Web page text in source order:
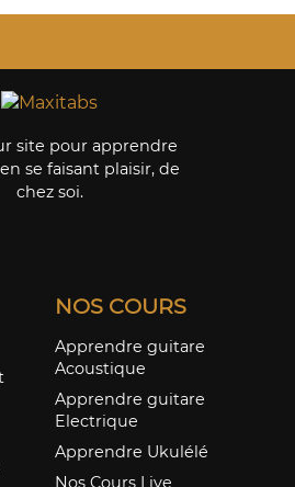
site pour apprendre
se faisant plaisir, de
chez soi.
NOS COURS
Apprendre guitare
Acoustique
Apprendre guitare
Electrique
Apprendre Ukulélé